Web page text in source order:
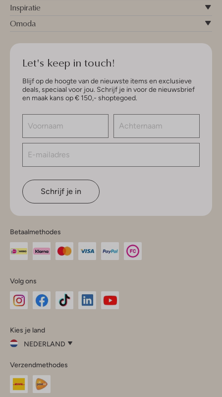
Inspiratie
Omoda
Let's keep in touch!
Blijf op de hoogte van de nieuwste items en exclusieve
deals, speciaal voor jou. Schrijf je in voor de nieuwsbrief
en maak kans op € 150,- shoptegoed.
Schrijf je in
Betaalmethodes
Volg ons
InstagramFacebook
Kies je land
NEDERLAND
je
land
Nederland
Verzendmethodes